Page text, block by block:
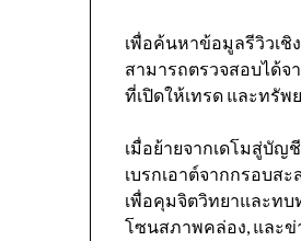
เพื่อค้นหาข้อมูลรีวิวเชิ
สามารถตรวจสอบได้จ
ที่เปิดให้เทรด และทรั
เมื่อย้ายจากเดโมสู่บัญ
เบรกเอาต์จากกรอบส
เพื่อคุมจิตวิทยาและท
โซนสภาพคล่อง, และข่